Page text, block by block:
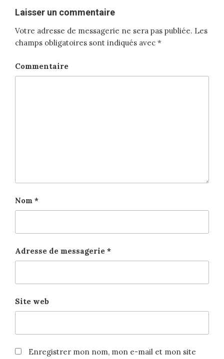
Laisser un commentaire
Votre adresse de messagerie ne sera pas publiée. Les
champs obligatoires sont indiqués avec *
Commentaire
Nom *
Adresse de messagerie *
Site web
Enregistrer mon nom, mon e-mail et mon site